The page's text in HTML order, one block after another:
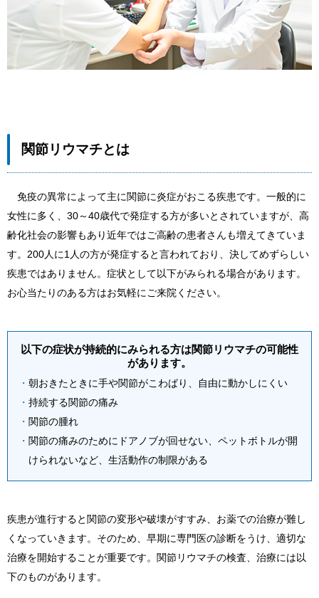
関節リウマチとは
免疫の異常によって主に関節に炎症がおこる疾患です。一般的に
女性に多く、30～40歳代で発症する方が多いとされていますが、高
齢化社会の影響もあり近年ではご高齢の患者さんも増えてきていま
す。200人に1人の方が発症すると言われており、決してめずらしい
疾患ではありません。症状として以下がみられる場合があります。
お心当たりのある方はお気軽にご来院ください。
以下の症状が持続的にみられる方は関節リウマチの可能性
があります。
朝おきたときに手や関節がこわばり、自由に動かしにくい
持続する関節の痛み
関節の腫れ
関節の痛みのためにドアノブが回せない、ペットボトルが開
けられないなど、生活動作の制限がある
疾患が進行すると関節の変形や破壊がすすみ、お薬での治療が難し
くなっていきます。そのため、早期に専門医の診断をうけ、適切な
治療を開始することが重要です。関節リウマチの検査、治療には以
下のものがあります。